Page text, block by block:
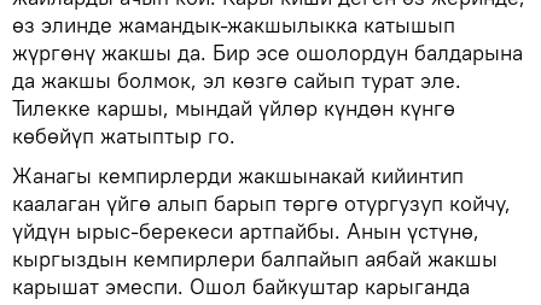
өз элинде жамандык-жакшылыкка катышып
жүргөнү жакшы да. Бир эсе ошолордун балдарына
да жакшы болмок, эл көзгө сайып турат эле.
Тилекке каршы, мындай үйлөр күндөн күнгө
көбөйүп жатыптыр го.
Жанагы кемпирлерди жакшынакай кийинтип
каалаган үйгө алып барып төргө отургузуп койчу,
үйдүн ырыс-берекеси артпайбы. Анын үстүнө,
кыргыздын кемпирлери балпайып аябай жакшы
карышат эмеспи. Ошол байкуштар карыганда